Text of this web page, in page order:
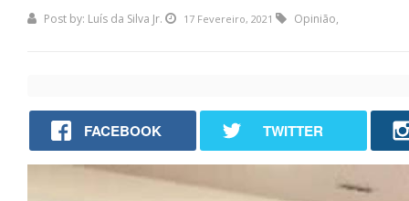
Post by: Luís da Silva Jr. 17 Fevereiro, 2021 Opinião,
FACEBOOK TWITTER